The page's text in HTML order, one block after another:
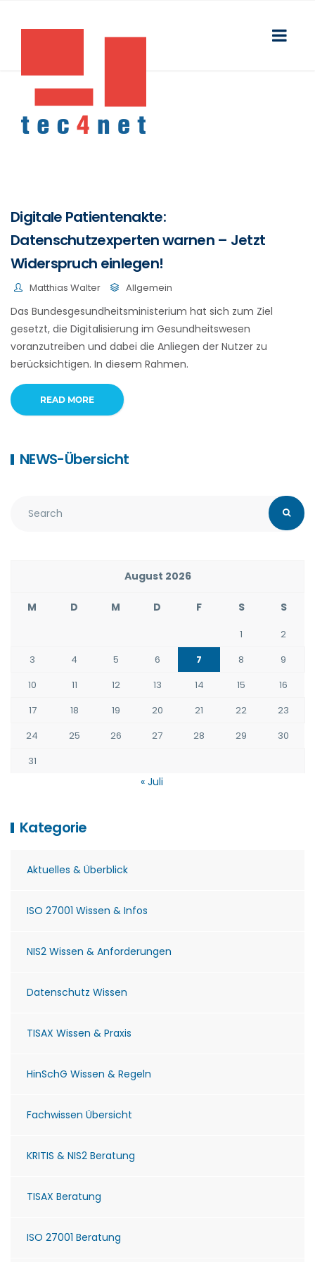
Digitale Patientenakte:
Datenschutzexperten warnen – Jetzt
Widerspruch einlegen!
Matthias Walter Allgemein
Das Bundesgesundheitsministerium hat sich zum Ziel
gesetzt, die Digitalisierung im Gesundheitswesen
voranzutreiben und dabei die Anliegen der Nutzer zu
berücksichtigen. In diesem Rahmen.
READ MORE
NEWS-Übersicht
August 2026
M D M D F S S
1
2
3
4 5 6 7 8
9
10
11 12 13 14 15
16
17
18 19 20 21 22
23
24
25 26 27 28 29
30
31
« Juli
Kategorie
Aktuelles & Überblick
ISO 27001 Wissen & Infos
NIS2 Wissen & Anforderungen
Datenschutz Wissen
TISAX Wissen & Praxis
HinSchG Wissen & Regeln
Fachwissen Übersicht
KRITIS & NIS2 Beratung
TISAX Beratung
ISO 27001 Beratung